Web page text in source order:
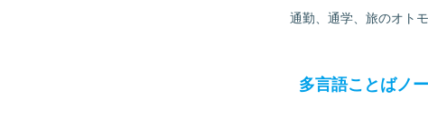
通勤、通学、旅のオトモ
多言語ことばノ